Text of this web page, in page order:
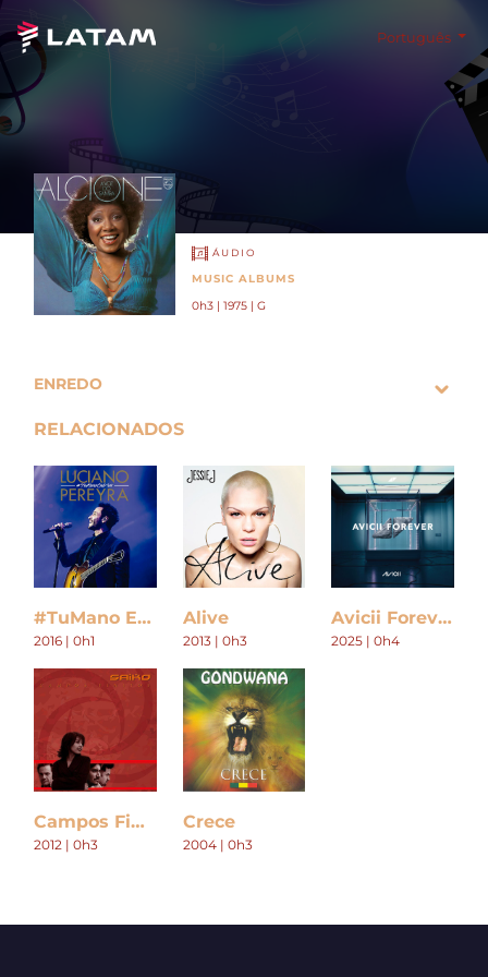
Português
ÁUDIO
MUSIC ALBUMS
0h3 | 1975 | G
ENREDO
RELACIONADOS
#TuMano En Vivo
2016 | 0h1
Alive
2013 | 0h3
Avicii Forever
2025 | 0h4
Campos Finitos
2012 | 0h3
Crece
2004 | 0h3